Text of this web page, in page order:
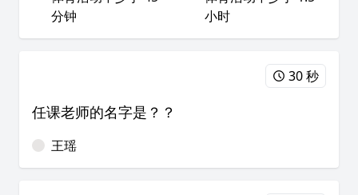
分钟
小时
30 秒
任课老师的名字是？？
王瑶